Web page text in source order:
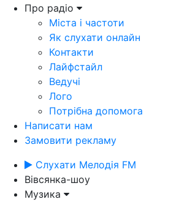
Про радіо
Міста і частоти
Як слухати онлайн
Контакти
Лайфстайл
Ведучі
Лого
Потрібна допомога
Написати нам
Замовити рекламу
Слухати Мелодія FM
Вівсянка-шоу
Музика